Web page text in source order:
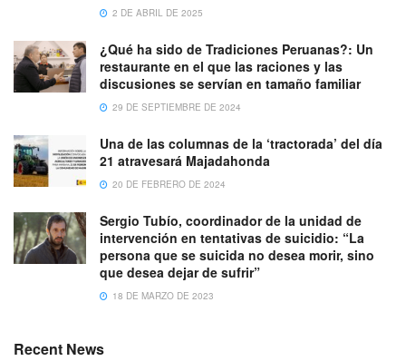
2 DE ABRIL DE 2025
¿Qué ha sido de Tradiciones Peruanas?: Un
restaurante en el que las raciones y las
discusiones se servían en tamaño familiar
29 DE SEPTIEMBRE DE 2024
Una de las columnas de la ‘tractorada’ del día
21 atravesará Majadahonda
20 DE FEBRERO DE 2024
Sergio Tubío, coordinador de la unidad de
intervención en tentativas de suicidio: “La
persona que se suicida no desea morir, sino
que desea dejar de sufrir”
18 DE MARZO DE 2023
Recent News